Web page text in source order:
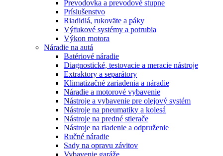
Prevodovka a prevodové stupne
Príslušenstvo
Riadidlá, rukoväte a páky
Výfukové systémy a potrubia
Výkon motora
Náradie na autá
Batériové náradie
Diagnostické, testovacie a meracie nástroje
Extraktory a separátory
Klimatizačné zariadenia a náradie
Náradie a motorové vybavenie
Nástroje a vybavenie pre olejový systém
Nástroje na pneumatiky a kolesá
Nástroje na predné stierače
Nástroje na riadenie a odpruženie
Ručné náradie
Sady na opravu závitov
Vybavenie garáže